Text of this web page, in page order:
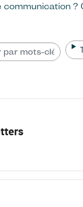
communication